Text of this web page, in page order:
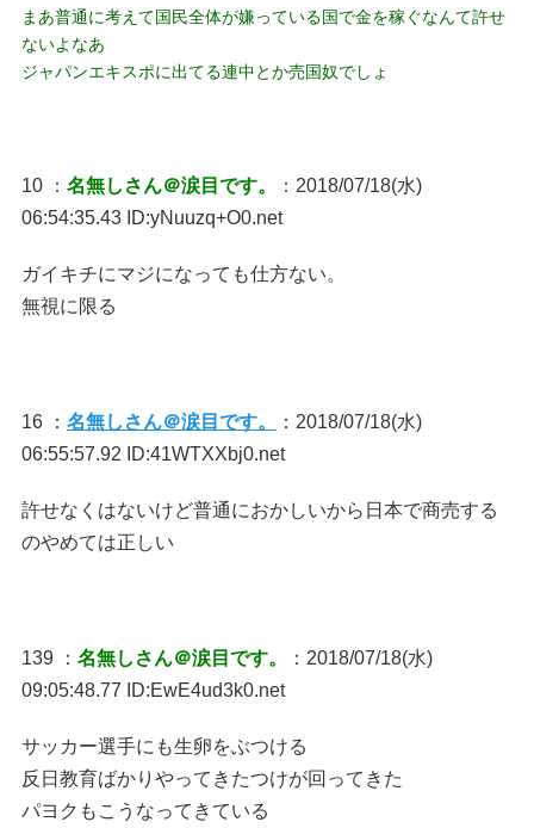
まあ普通に考えて国民全体が嫌っている国で金を稼ぐなんて許せ
ないよなあ
ジャパンエキスポに出てる連中とか売国奴でしょ
10 ： 名無しさん＠涙目です。
：2018/07/18(水)
06:54:35.43 ID:yNuuzq+O0.net
ガイキチにマジになっても仕方ない。
無視に限る
16 ： 名無しさん＠涙目です。
：2018/07/18(水)
06:55:57.92 ID:41WTXXbj0.net
許せなくはないけど普通におかしいから日本で商売する
のやめては正しい
139 ： 名無しさん＠涙目です。
：2018/07/18(水)
09:05:48.77 ID:EwE4ud3k0.net
サッカー選手にも生卵をぶつける
反日教育ばかりやってきたつけが回ってきた
パヨクもこうなってきている